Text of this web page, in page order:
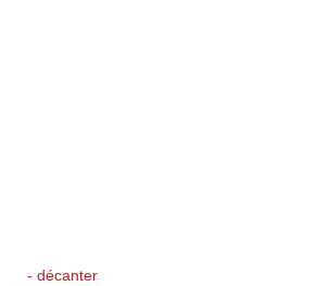
- décanter